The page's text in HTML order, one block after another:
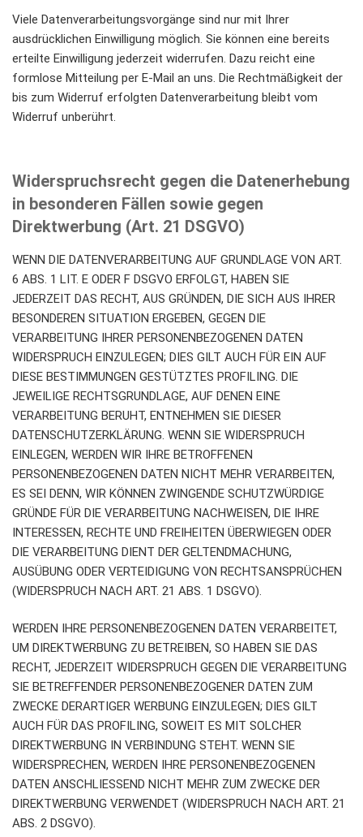
Viele Datenverarbeitungsvorgänge sind nur mit Ihrer
ausdrücklichen Einwilligung möglich. Sie können eine bereits
erteilte Einwilligung jederzeit widerrufen. Dazu reicht eine
formlose Mitteilung per E-Mail an uns. Die Rechtmäßigkeit der
bis zum Widerruf erfolgten Datenverarbeitung bleibt vom
Widerruf unberührt.
Widerspruchsrecht gegen die Datenerhebung
in besonderen Fällen sowie gegen
Direktwerbung (Art. 21 DSGVO)
WENN DIE DATENVERARBEITUNG AUF GRUNDLAGE VON ART.
6 ABS. 1 LIT. E ODER F DSGVO ERFOLGT, HABEN SIE
JEDERZEIT DAS RECHT, AUS GRÜNDEN, DIE SICH AUS IHRER
BESONDEREN SITUATION ERGEBEN, GEGEN DIE
VERARBEITUNG IHRER PERSONENBEZOGENEN DATEN
WIDERSPRUCH EINZULEGEN; DIES GILT AUCH FÜR EIN AUF
DIESE BESTIMMUNGEN GESTÜTZTES PROFILING. DIE
JEWEILIGE RECHTSGRUNDLAGE, AUF DENEN EINE
VERARBEITUNG BERUHT, ENTNEHMEN SIE DIESER
DATENSCHUTZERKLÄRUNG. WENN SIE WIDERSPRUCH
EINLEGEN, WERDEN WIR IHRE BETROFFENEN
PERSONENBEZOGENEN DATEN NICHT MEHR VERARBEITEN,
ES SEI DENN, WIR KÖNNEN ZWINGENDE SCHUTZWÜRDIGE
GRÜNDE FÜR DIE VERARBEITUNG NACHWEISEN, DIE IHRE
INTERESSEN, RECHTE UND FREIHEITEN ÜBERWIEGEN ODER
DIE VERARBEITUNG DIENT DER GELTENDMACHUNG,
AUSÜBUNG ODER VERTEIDIGUNG VON RECHTSANSPRÜCHEN
(WIDERSPRUCH NACH ART. 21 ABS. 1 DSGVO).
WERDEN IHRE PERSONENBEZOGENEN DATEN VERARBEITET,
UM DIREKTWERBUNG ZU BETREIBEN, SO HABEN SIE DAS
RECHT, JEDERZEIT WIDERSPRUCH GEGEN DIE VERARBEITUNG
SIE BETREFFENDER PERSONENBEZOGENER DATEN ZUM
ZWECKE DERARTIGER WERBUNG EINZULEGEN; DIES GILT
AUCH FÜR DAS PROFILING, SOWEIT ES MIT SOLCHER
DIREKTWERBUNG IN VERBINDUNG STEHT. WENN SIE
WIDERSPRECHEN, WERDEN IHRE PERSONENBEZOGENEN
DATEN ANSCHLIESSEND NICHT MEHR ZUM ZWECKE DER
DIREKTWERBUNG VERWENDET (WIDERSPRUCH NACH ART. 21
ABS. 2 DSGVO).